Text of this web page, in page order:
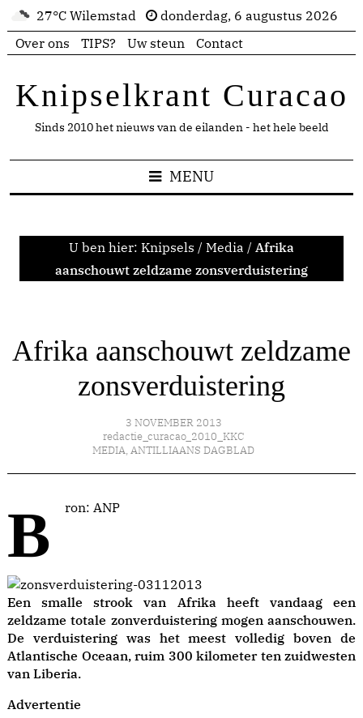
27°C Wilemstad
donderdag, 6 augustus 2026
Over ons
TIPS? Uw steun Contact
Knipselkrant Curacao
Sinds 2010 het nieuws van de eilanden - het hele beeld
MENU
U ben hier: Knipsels / Media / Afrika
aanschouwt zeldzame zonsverduistering
Afrika aanschouwt zeldzame
zonsverduistering
3 NOVEMBER 2013
redactie_curacao_2010_KKC
MEDIA, ANTILLIAANS DAGBLAD
Bron: ANP
Een smalle strook van Afrika heeft vandaag een
zeldzame totale zonverduistering mogen aanschouwen.
De verduistering was het meest volledig boven de
Atlantische Oceaan, ruim 300 kilometer ten zuidwesten
van Liberia.
Advertentie